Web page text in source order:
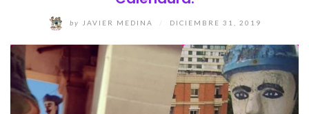
by JAVIER MEDINA DICIEMBRE 31, 2019